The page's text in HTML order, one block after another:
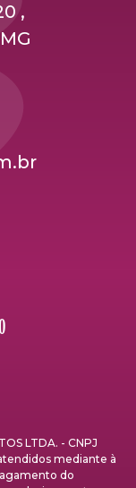
,
LTDA. - CNPJ
mediante à
do